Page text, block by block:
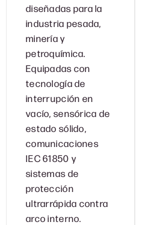
diseñadas para la
industria pesada,
minería y
petroquímica.
Equipadas con
tecnología de
interrupción en
vacío, sensórica de
estado sólido,
comunicaciones
IEC 61850 y
sistemas de
protección
ultrarrápida contra
arco interno.